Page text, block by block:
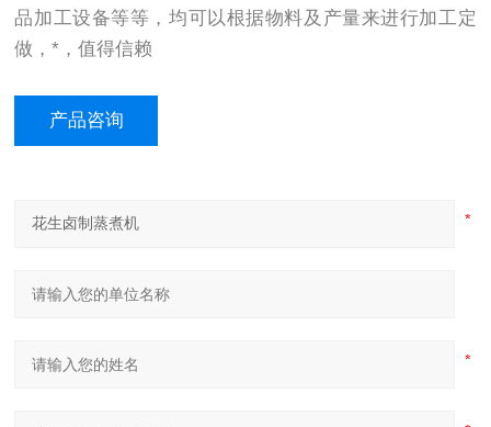
品加工设备等等，均可以根据物料及产量来进行加工定
做，*，值得信赖
产品咨询